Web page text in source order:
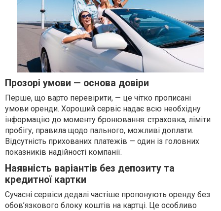
Прозорі умови — основа довіри
Перше, що варто перевірити, — це чітко прописані
умови оренди. Хороший сервіс надає всю необхідну
інформацію до моменту бронювання: страховка, ліміти
пробігу, правила щодо пального, можливі доплати.
Відсутність прихованих платежів — один із головних
показників надійності компанії.
Наявність варіантів без депозиту та
кредитної картки
Сучасні сервіси дедалі частіше пропонують оренду без
обов’язкового блоку коштів на картці. Це особливо